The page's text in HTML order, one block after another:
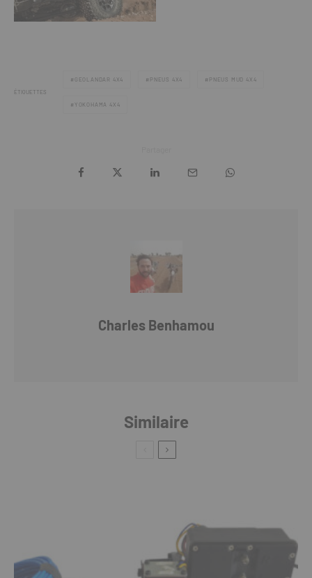
ÉTIQUETTES
GEOLANDAR 4X4 PNEUS 4X4 PNEUS MUD 4X4
YOKOHAMA 4X4
Charles Benhamou
Similaire